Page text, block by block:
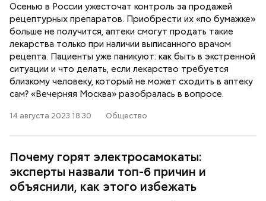
Осенью в России ужесточат контроль за продажей
рецептурных препаратов. Приобрести их «по бумажке»
больше не получится, аптеки смогут продать такие
лекарства только при наличии выписанного врачом
рецепта. Пациенты уже паникуют: как быть в экстренной
ситуации и что делать, если лекарство требуется
близкому человеку, который не может сходить в аптеку
сам? «Вечерняя Москва» разобралась в вопросе.
14 августа 2023 18:30 Общество
Почему горят электросамокаты:
эксперты назвали топ-6 причин и
объяснили, как этого избежать